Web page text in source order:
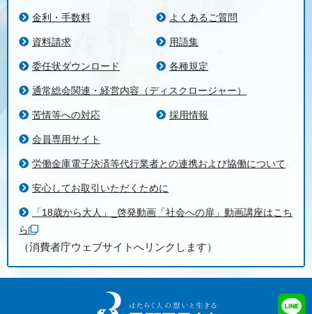
金利・手数料 よくあるご質問
資料請求 用語集
委任状ダウンロード 各種規定
通常総会関連・経営内容（ディスクロージャー）
苦情等への対応 採用情報
会員専用サイト
労働金庫電子決済等代行業者との連携および協働について
安心してお取引いただくために
「18歳から大人」_啓発動画「社会への扉」動画講座はこち
ら
（消費者庁ウェブサイトへリンクします）